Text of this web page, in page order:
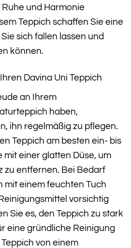
und Harmonie
Teppich schaffen Sie eine
sich fallen lassen und
können.
Davina Uni Teppich
an Ihrem
haben,
ihn regelmäßig zu pflegen.
Teppich am besten ein- bis
mit einer glatten Düse, um
zu entfernen. Bei Bedarf
mit einem feuchten Tuch
vorsichtig
Sie es, den Teppich zu stark
eine gründliche Reinigung
von einem